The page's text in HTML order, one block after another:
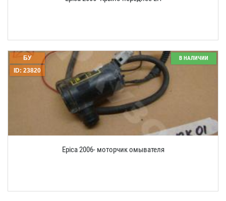
Epica 2006- моторчик омывателя
ID: 23820
БУ В НАЛИЧИИ